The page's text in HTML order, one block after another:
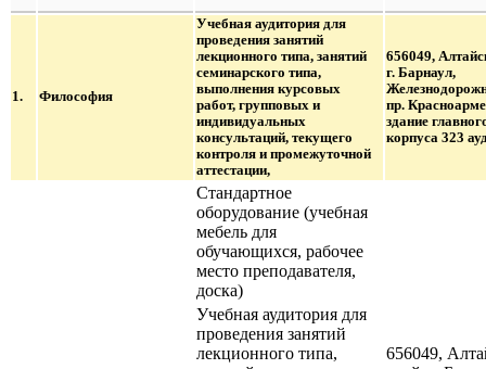
1. Философия
Учебная аудитория для
проведения занятий
лекционного типа, занятий
семинарского типа,
выполнения курсовых
работ, групповых и
индивидуальных
консультаций, текущего
контроля и промежуточной
аттестации,
656049,
г. Барнаул,
пр.
здание
корпуса 323
Стандартное
оборудование (учебная
мебель для
обучающихся, рабочее
место преподавателя,
доска)
Учебная аудитория для
проведения занятий
лекционного типа,
656049,